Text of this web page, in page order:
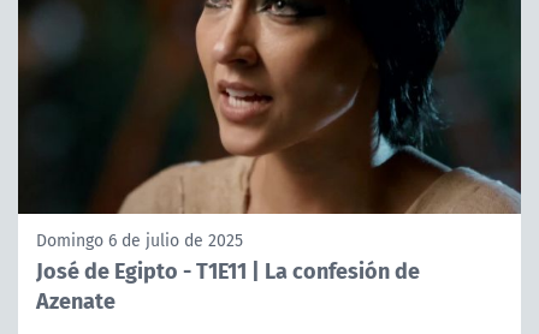
Domingo 6 de julio de 2025
José de Egipto - T1E11 | La confesión de
Azenate